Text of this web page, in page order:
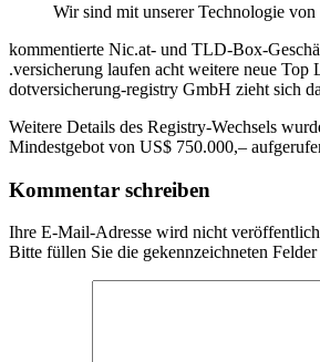
Wir sind mit unserer Technologie
kommentierte Nic.at- und TLD-Box-
.versicherung laufen acht weitere neue
dotversicherung-registry GmbH zieht sich
Weitere Details des Registry-Wechsels
Mindestgebot von US$ 750.000,–
Kommentar schreiben
Ihre E-Mail-Adresse wird nicht
Bitte füllen Sie die gekennzeichneten Felder